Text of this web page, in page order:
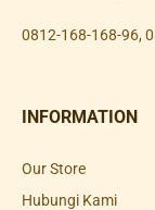
0812-168-168-96,
INFORMATION
Our Store
Hubungi Kami